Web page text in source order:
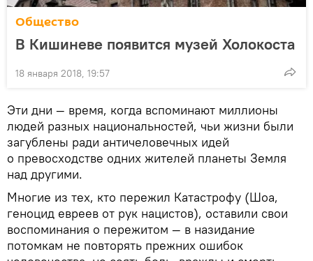
Общество
В Кишиневе появится музей Холокоста
18 января 2018, 19:57
Эти дни — время, когда вспоминают миллионы
людей разных национальностей, чьи жизни были
загублены ради античеловечных идей
о превосходстве одних жителей планеты Земля
над другими.
Многие из тех, кто пережил Катастрофу (Шоа,
геноцид евреев от рук нацистов), оставили свои
воспоминания о пережитом — в назидание
потомкам не повторять прежних ошибок